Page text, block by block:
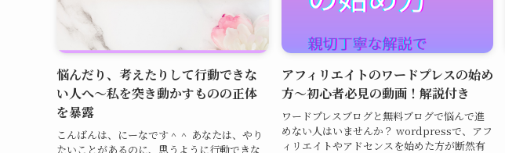
悩んだり、考えたりして行動できな
い人へ～私を突き動かすものの正体
を暴露
こんばんは、にーなです＾＾ あなたは、やり
たいことがあるのに、思うように行動できな
アフィリエイトのワードプレスの始め
方～初心者必見の動画！解説付き
ワードプレスブログと無料ブログで悩んで進
めない人はいませんか？ wordpressで、アフ
ィリエイトやアドセンスを始めた方が断然有